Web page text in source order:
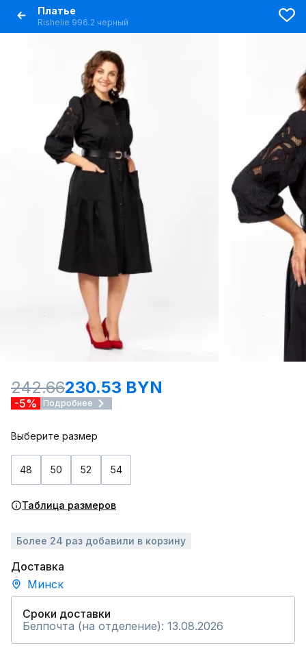
Платье
Rishelie 996.2 черный
242.66230.53 BYN
-5% Подробнее
Выберите размер
48 50 52 54
Таблица размеров
Более 24 раз добавили в корзину
Доставка
Минск
Сроки доставки
Белпочта (на отделение): 13.08.2026